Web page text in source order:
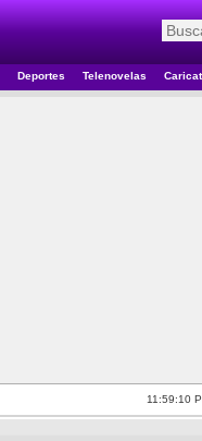
Deportes Telenovelas
11:59:10